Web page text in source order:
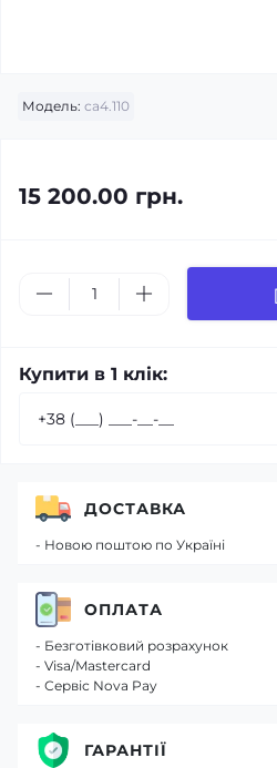
Модель: са4.110
15 200.00 грн.
Купити в 1 клік:
ДОСТАВКА
- Новою поштою по Україні
ОПЛАТА
- Безготівковий розрахунок
- Visa/Mastercard
- Сервіс Nova Pay
ГАРАНТІЇ